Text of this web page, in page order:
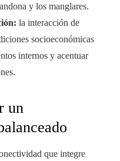
y los manglares.
la interacción de
socioeconómicas
internos y acentuar
un
que integre